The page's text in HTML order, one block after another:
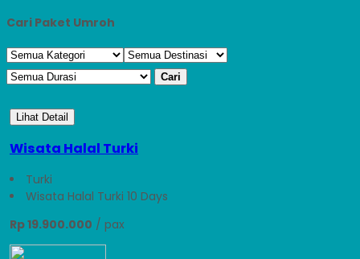
Cari Paket Umroh
Cari
Lihat Detail
Wisata Halal Turki
Turki
Wisata Halal Turki 10 Days
Rp 19.900.000 / pax